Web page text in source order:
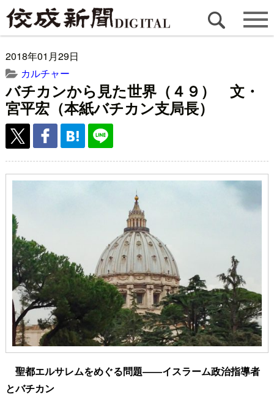
2018年01月29日
カルチャー
バチカンから見た世界（４９） 文・
宮平宏（本紙バチカン支局長）
聖都エルサレムをめぐる問題――イスラーム政治指導者
とバチカン